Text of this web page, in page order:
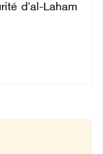
d'al-Laham